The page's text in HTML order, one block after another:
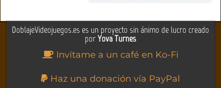
DoblajeVideojuegos.es es un proyecto sin ánimo de lucro creado
porYova Turnes
Invítame a un café en Ko-Fi
Haz una donación vía PayPal